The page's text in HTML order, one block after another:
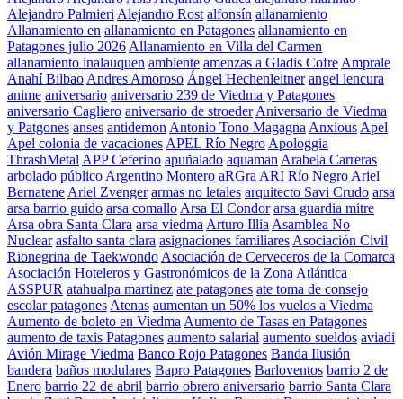
Alejandro Palmieri Alejandro Rost alfonsín allanamiento
Allanamiento en allanamiento en Patagones allanamiento en
Patagones julio 2026 Allanamiento en Villa del Carmen
allanamiento inalauquen ambiente amenzas a Gladis Cofre Amprale
Anahí Bilbao Andres Amoroso Ángel Hechenleitner angel lencura
anime aniversario aniversario 239 de Viedma y Patagones
aniversario Cagliero aniversario de stroeder Aniversario de Viedma
y Patgones anses antidemon Antonio Tono Magagna Anxious Apel
Apel colonia de vacaciones APEL Río Negro Apologgia
ThrashMetal APP Ceferino apuñalado aquaman Arabela Carreras
arbolado público Argentino Montero aRGra ARI Río Negro Ariel
Bernatene Ariel Zvenger armas no letales arquitecto Savi Crudo arsa
arsa barrio guido arsa comallo Arsa El Condor arsa guardia mitre
Arsa obra Santa Clara arsa viedma Arturo Illia Asamblea No
Nuclear asfalto santa clara asignaciones familiares Asociación Civil
Rionegrina de Taekwondo Asociación de Cerveceros de la Comarca
Asociación Hoteleros y Gastronómicos de la Zona Atlántica
ASSPUR atahualpa martinez ate patagones ate toma de consejo
escolar patagones Atenas aumentan un 50% los vuelos a Viedma
Aumento de boleto en Viedma Aumento de Tasas en Patagones
aumento de taxis Patagones aumento salarial aumento sueldos aviadi
Avión Mirage Viedma Banco Rojo Patagones Banda Ilusión
bandera baños modulares Bapro Patagones Barloventos barrio 2 de
Enero barrio 22 de abril barrio obrero aniversario barrio Santa Clara